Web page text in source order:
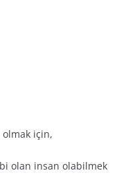
olmak için,
olan insan olabilmek